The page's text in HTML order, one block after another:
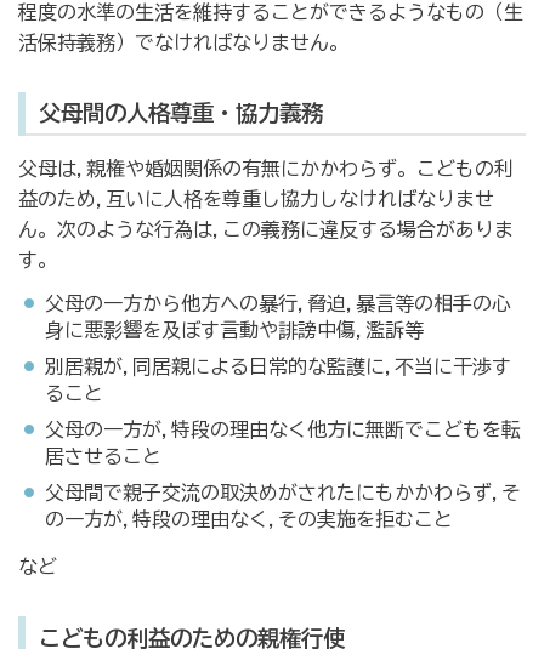
程度の水準の生活を維持することができるようなもの（生
活保持義務）でなければなりません。
父母間の人格尊重・協力義務
父母は,親権や婚姻関係の有無にかかわらず。こどもの利
益のため,互いに人格を尊重し協力しなければなりませ
ん。次のような行為は,この義務に違反する場合がありま
す。
父母の一方から他方への暴行,脅迫,暴言等の相手の心
身に悪影響を及ぼす言動や誹謗中傷,濫訴等
別居親が,同居親による日常的な監護に,不当に干渉す
ること
父母の一方が,特段の理由なく他方に無断でこどもを転
居させること
父母間で親子交流の取決めがされたにもかかわらず,そ
の一方が,特段の理由なく,その実施を拒むこと
など
こどもの利益のための親権行使